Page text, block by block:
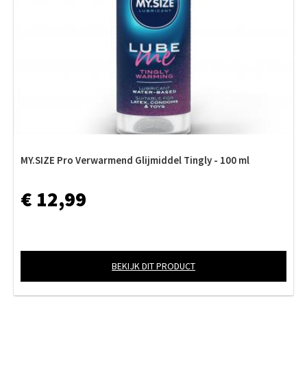
MY.SIZE Pro Verwarmend Glijmiddel Tingly - 100 ml
€ 12,99
BEKIJK DIT PRODUCT